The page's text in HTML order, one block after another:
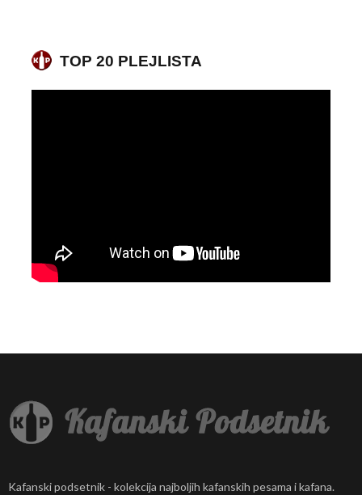
TOP 20 PLEJLISTA
Kafanski podsetnik - kolekcija najboljih kafanskih pesama i kafana.